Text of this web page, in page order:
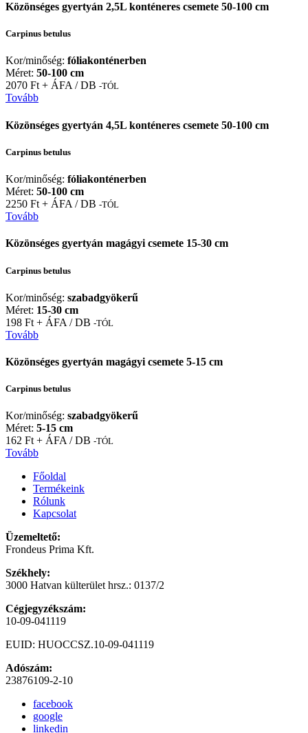
Közönséges gyertyán 2,5L konténeres csemete 50-100 cm
Carpinus betulus
Kor/minőség: fóliakonténerben
Méret: 50-100 cm
2070 Ft + ÁFA / DB -TÓL
Tovább
Közönséges gyertyán 4,5L konténeres csemete 50-100 cm
Carpinus betulus
Kor/minőség: fóliakonténerben
Méret: 50-100 cm
2250 Ft + ÁFA / DB -TÓL
Tovább
Közönséges gyertyán magágyi csemete 15-30 cm
Carpinus betulus
Kor/minőség: szabadgyökerű
Méret: 15-30 cm
198 Ft + ÁFA / DB -TÓL
Tovább
Közönséges gyertyán magágyi csemete 5-15 cm
Carpinus betulus
Kor/minőség: szabadgyökerű
Méret: 5-15 cm
162 Ft + ÁFA / DB -TÓL
Tovább
Főoldal
Termékeink
Rólunk
Kapcsolat
Üzemeltető:
Frondeus Prima Kft.
Székhely:
3000 Hatvan külterület hrsz.: 0137/2
Cégjegyzékszám:
10-09-041119
EUID: HUOCCSZ.10-09-041119
Adószám:
23876109-2-10
facebook
google
linkedin